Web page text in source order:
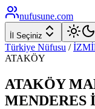
nufusune.com
İl Seçiniz
Türkiye Nüfusu /
ATAKÖY
ATAKÖY
MENDERES